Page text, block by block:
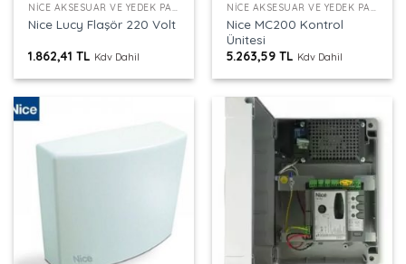
NICE AKSESUAR VE YEDEK PARÇALAR
Nice Lucy Flaşör 220 Volt
1.862,41TL Kdv Dahil
NICE AKSESUAR VE YEDEK PARÇALAR
Nice MC200 Kontrol
Ünitesi
5.263,59TL Kdv Dahil